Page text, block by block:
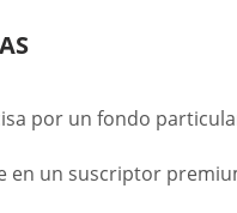
por un fondo
en un suscriptor